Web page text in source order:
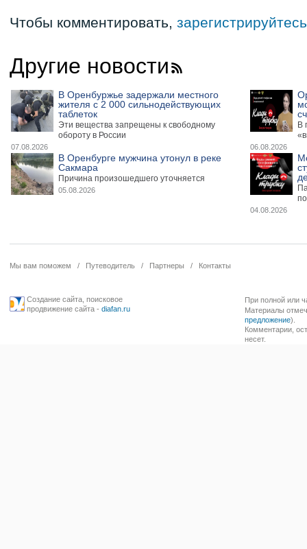
Чтобы комментировать, зарегистрируйтесь
Другие новости
В Оренбуржье задержали местного
жителя с 2 000 сильнодействующих
таблеток
Эти вещества запрещены к свободному
обороту в России
07.08.2026
В
06.08.2026
В Оренбурге мужчина утонул в реке
Сакмара
Причина произошедшего уточняется
05.08.2026
04.08.2026
Мы вам поможем / Путеводитель / Партнеры / Контакты
Создание сайта, поисковое
продвижение сайта- diafan.ru
При полной или
Материалы
предложение).
Комментарии,
несет.